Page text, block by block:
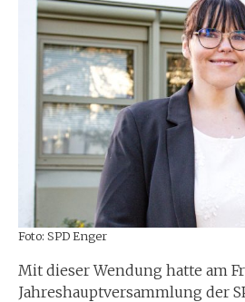
Foto: SPD Enger
Mit dieser Wendung hatte am
Jahreshauptversammlung der